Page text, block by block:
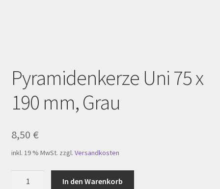
Kerzenpflege
Mein Konto
My Account
Registration
Shop
Pyramidenkerze Uni 75 x
190 mm, Grau
8,50 €
inkl. 19 % MwSt. zzgl. Versandkosten
In den Warenkorb